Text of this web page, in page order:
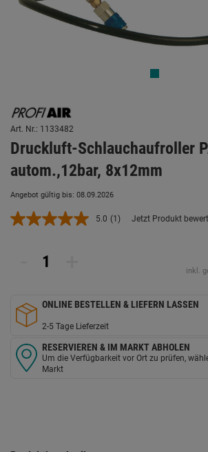
Art. Nr.: 1133482
Druckluft-Schlauchaufroller
autom.,12bar, 8x12mm
Angebot gültig bis: 08.09.2026
5.0 Bewertung
(1) Jetzt Produkt
inkl.
ONLINE BESTELLEN & LIEFERN LASSEN
2-5 Tage Lieferzeit
RESERVIEREN & IM MARKT ABHOLEN
Um die Verfügbarkeit vor Ort zu prüfen,
Markt